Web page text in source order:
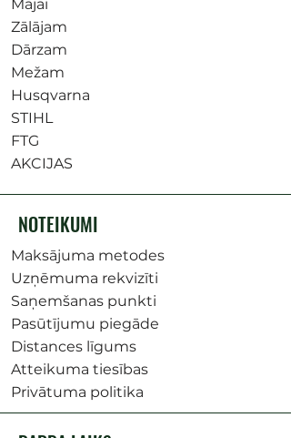
Mājai
Zālājam
Dārzam
Mežam
Husqvarna
STIHL
FTG
AKCIJAS
NOTEIKUMI
Maksājuma metodes
Uzņēmuma rekvizīti
Saņemšanas punkti
Pasūtījumu piegāde
Distances līgums
Atteikuma tiesības
Privātuma politika